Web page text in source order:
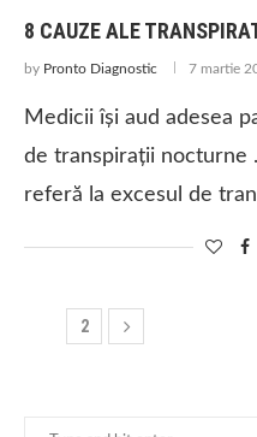
8 CAUZE ALE
by Pronto Diagnostic 7 martie
Medicii își aud adesea
de transpirații nocturne
referă la excesul de
2